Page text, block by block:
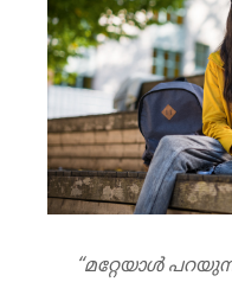
“മറ്റേയാൾ